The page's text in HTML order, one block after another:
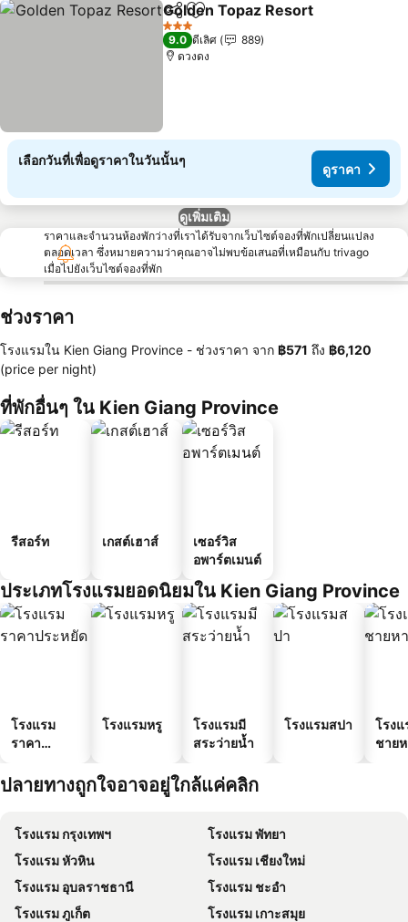
แชร์ เพิ่มในรายการโปรด
Golden Topaz Resort
3 ดาว
9.0 ดีเลิศ
889
ดวงดง
เลือกวันที่เพื่อดูราคาในวันนั้นๆ
ดูราคา
ดูเพิ่มเติม
ราคาและจำนวนห้องพักว่างที่เราได้รับจากเว็บไซต์จองที่พักเปลี่ยนแปลง
ตลอดเวลา ซึ่งหมายความว่าคุณอาจไม่พบข้อเสนอที่เหมือนกับ trivago
เมื่อไปยังเว็บไซต์จองที่พัก
ช่วงราคา
โรงแรมใน Kien Giang Province - ช่วงราคา จาก ‎฿571 ถึง ‎฿6,120
(price per night)
ที่พักอื่นๆ ใน Kien Giang Province
รีสอร์ท เกสต์เฮาส์
เซอร์วิส
อพาร์ตเมนต์
ประเภทโรงแรมยอดนิยมใน Kien Giang Province
โรงแรม
ราคา
โรงแรมหรู
โรงแรมมี
สระว่ายน้ำ
โรงแรมสปา
โรง
ชาย
ปลายทางถูกใจอาจอยู่ใกล้แค่คลิก
โรงแรม กรุงเทพฯ
โรงแรม พัทยา
โรงแรม หัวหิน
โรงแรม เชียงใหม่
โรงแรม อุบลราชธานี
โรงแรม ชะอำ
โรงแรม ภูเก็ต
โรงแรม เกาะสมุย